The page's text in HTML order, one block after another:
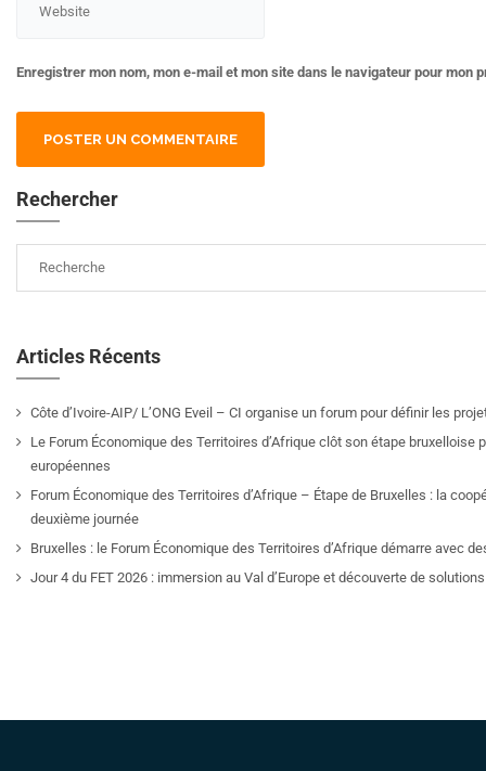
Enregistrer mon nom, mon e-mail et mon site dans le navigateur pour mon
Rechercher
Articles Récents
Côte d’Ivoire-AIP/ L’ONG Eveil – CI organise un forum pour définir les
Le Forum Économique des Territoires d’Afrique clôt son étape
européennes
Forum Économique des Territoires d’Afrique – Étape de Bruxelles : la
deuxième journée
Bruxelles : le Forum Économique des Territoires d’Afrique démarre avec
Jour 4 du FET 2026 : immersion au Val d’Europe et découverte de